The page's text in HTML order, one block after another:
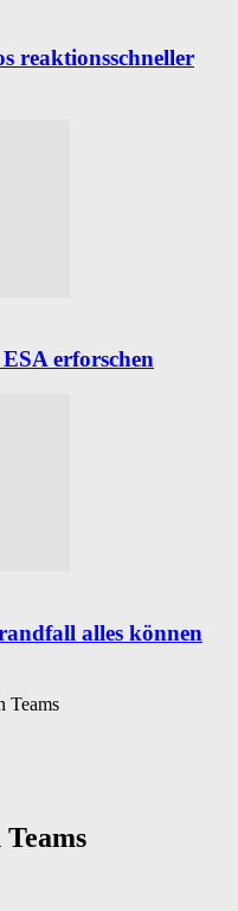
reaktionsschneller
erforschen
alles können
Teams